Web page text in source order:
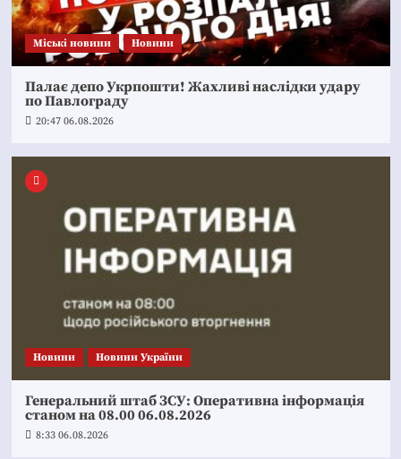
Mіські новини Новини
Палає депо Укрпошти! Жахливі наслідки удару
по Павлограду
20:47 06.08.2026
Новини Новини України
Генеральний штаб ЗСУ: Оперативна інформація
станом на 08.00 06.08.2026
8:33 06.08.2026